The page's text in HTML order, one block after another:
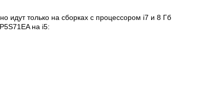
идут только на сборках c процессором i7 и 8 Гб
на i5: